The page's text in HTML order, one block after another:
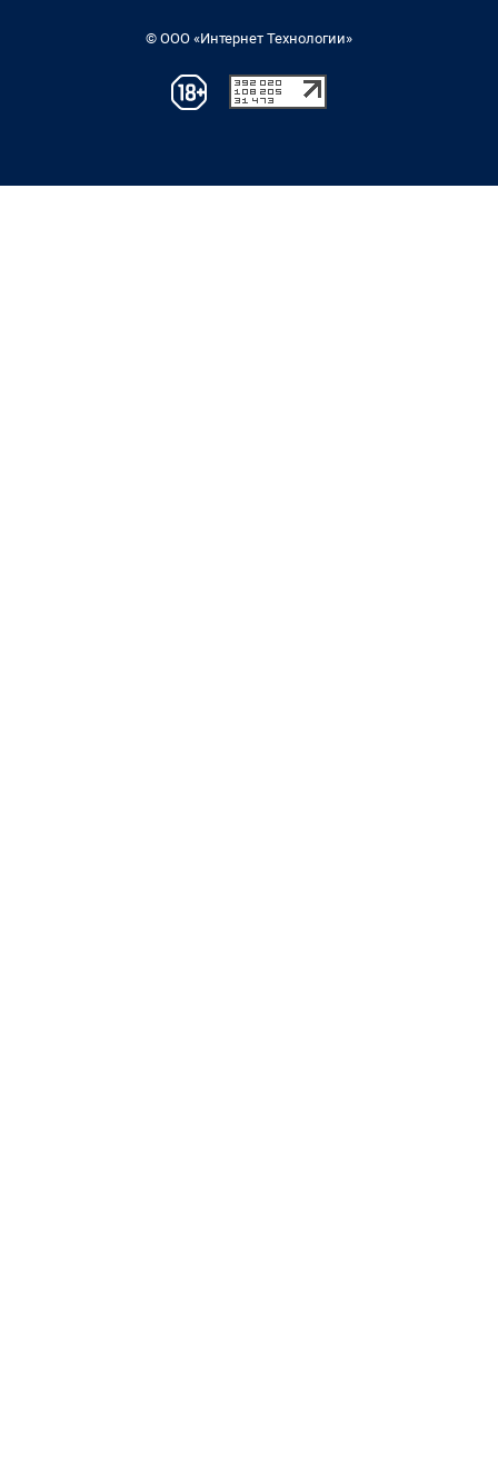
© ООО «Интернет Технологии»